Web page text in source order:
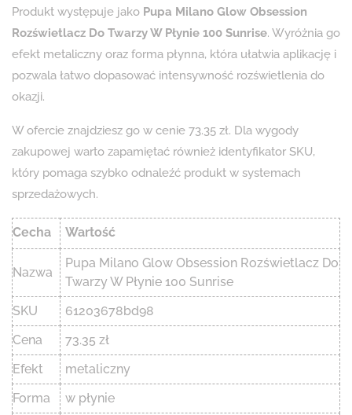
Produkt występuje jako Pupa Milano Glow Obsession
Rozświetlacz Do Twarzy W Płynie 100 Sunrise. Wyróżnia go
efekt metaliczny oraz forma płynna, która ułatwia aplikację i
pozwala łatwo dopasować intensywność rozświetlenia do
okazji.
W ofercie znajdziesz go w cenie 73.35 zł. Dla wygody
zakupowej warto zapamiętać również identyfikator SKU,
który pomaga szybko odnaleźć produkt w systemach
sprzedażowych.
Cecha Wartość
Nazwa
Pupa Milano Glow Obsession Rozświetlacz Do
Twarzy W Płynie 100 Sunrise
SKU
61203678bd98
Cena
73.35 zł
Efekt
metaliczny
Forma
w płynie